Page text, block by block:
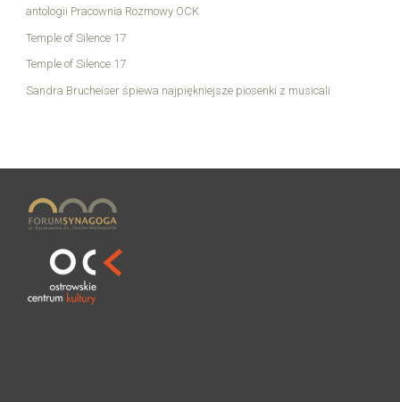
antologii Pracownia Rozmowy OCK
Temple of Silence 17
Temple of Silence 17
Sandra Brucheiser śpiewa najpiękniejsze piosenki z musicali